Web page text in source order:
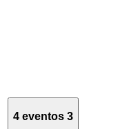
4 eventos 3